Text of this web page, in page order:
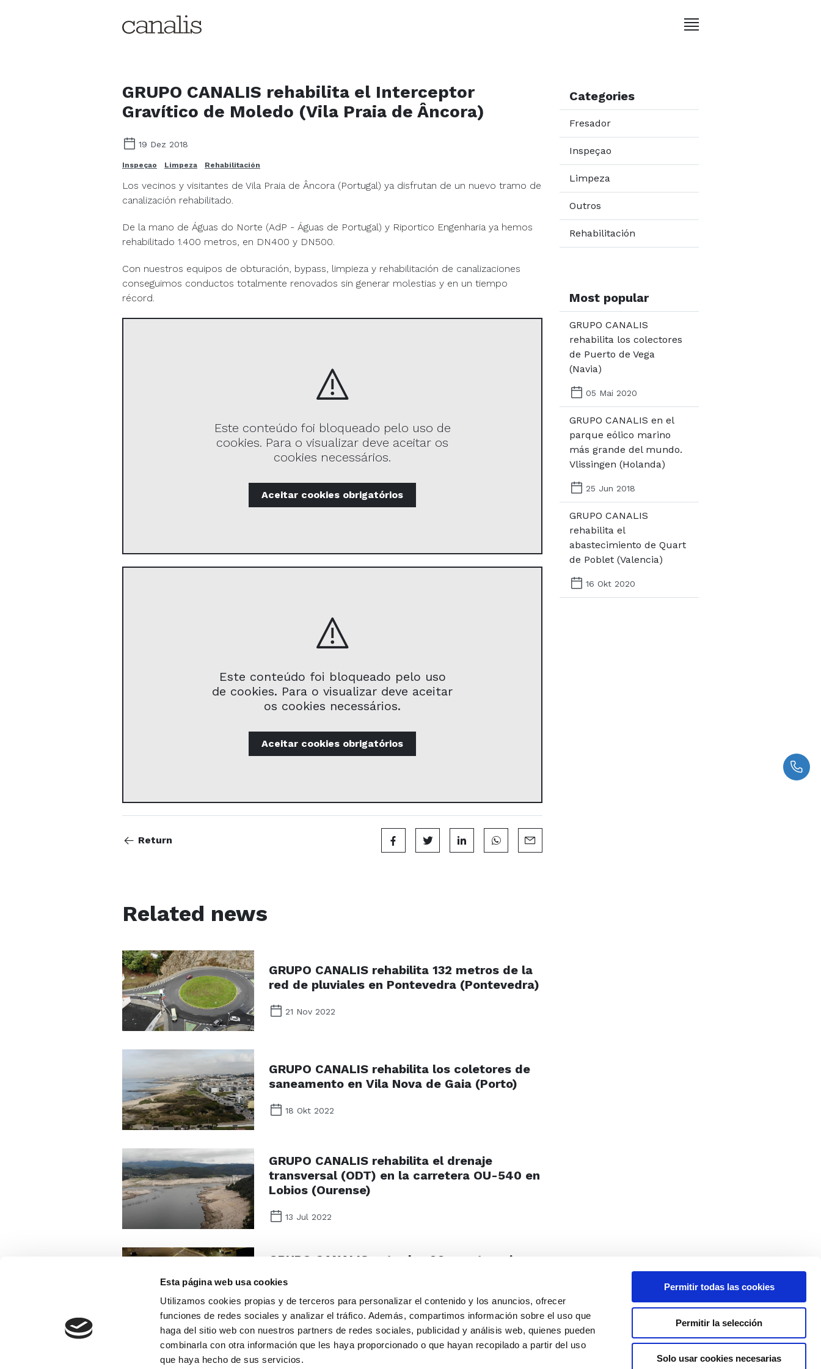
Esta página web usa cookies
Utilizamos cookies propias y de terceros para personalizar el contenido y los anuncios, ofrecer
funciones de redes sociales y analizar el tráfico. Además, compartimos información sobre el uso que
haga del sitio web con nuestros partners de redes sociales, publicidad y análisis web, quienes pueden
combinarla con otra información que les haya proporcionado o que hayan recopilado a partir del uso
que haya hecho de sus servicios.
Permitir todas las cookies
Permitir la selección
Solo usar cookies necesarias
Categories
Fresador
Inspeçao
Limpeza
Outros
Rehabilitación
Most popular
GRUPO CANALIS
rehabilita los colectores
de Puerto de Vega
(Navia)
05 Mai 2020
GRUPO CANALIS en el
parque eólico marino
más grande del mundo.
Vlissingen (Holanda)
25 Jun 2018
GRUPO CANALIS
rehabilita el
abastecimiento de Quart
de Poblet (Valencia)
16 Okt 2020
GRUPO CANALIS rehabilita el Interceptor
Gravítico de Moledo (Vila Praia de Âncora)
19 Dez 2018
Inspeçao Limpeza Rehabilitación
Los vecinos y visitantes de Vila Praia de Âncora (Portugal) ya disfrutan de un nuevo tramo de
canalización rehabilitado.
De la mano de Águas do Norte (AdP - Águas de Portugal) y Riportico Engenharia ya hemos
rehabilitado 1.400 metros, en DN400 y DN500.
Con nuestros equipos de obturación, bypass, limpieza y rehabilitación de canalizaciones
conseguimos conductos totalmente renovados sin generar molestias y en un tiempo
récord.
Este conteúdo foi bloqueado pelo uso de
cookies. Para o visualizar deve aceitar os
cookies necessários.
Aceitar cookies obrigatórios
Este conteúdo foi bloqueado pelo uso
de cookies. Para o visualizar deve aceitar
os cookies necessários.
Aceitar cookies obrigatórios
Return
Related news
GRUPO CANALIS rehabilita 132 metros de la
red de pluviales en Pontevedra (Pontevedra)
21 Nov 2022
GRUPO CANALIS rehabilita los coletores de
saneamento en Vila Nova de Gaia (Porto)
18 Okt 2022
GRUPO CANALIS rehabilita el drenaje
transversal (ODT) en la carretera OU-540 en
Lobios (Ourense)
13 Jul 2022
GRUPO CANALIS entre las 26 construcciones
en 2021 (Madrid)
20 Jan 2022